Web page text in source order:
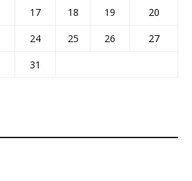
17 18 19
20
24 25 26
27
31